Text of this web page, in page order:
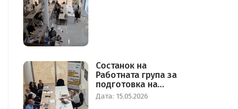
Состанок на
Работната група за
подготовка на
стандарди за
воспоставување на
Дата: 15.05.2026